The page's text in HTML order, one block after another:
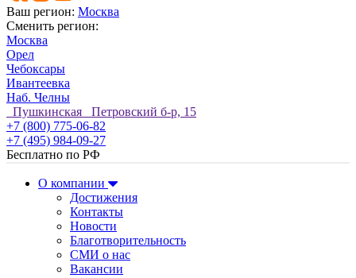
Ваш регион: Москва
Сменить регион:
Москва
Орел
Чебоксары
Ивантеевка
Наб. Челны
Пушкинская Петровский б-р, 15
+7 (800) 775-06-82
+7 (495) 984-09-27
Бесплатно по РФ
О компании
Достижения
Контакты
Новости
Благотворительность
СМИ о нас
Вакансии